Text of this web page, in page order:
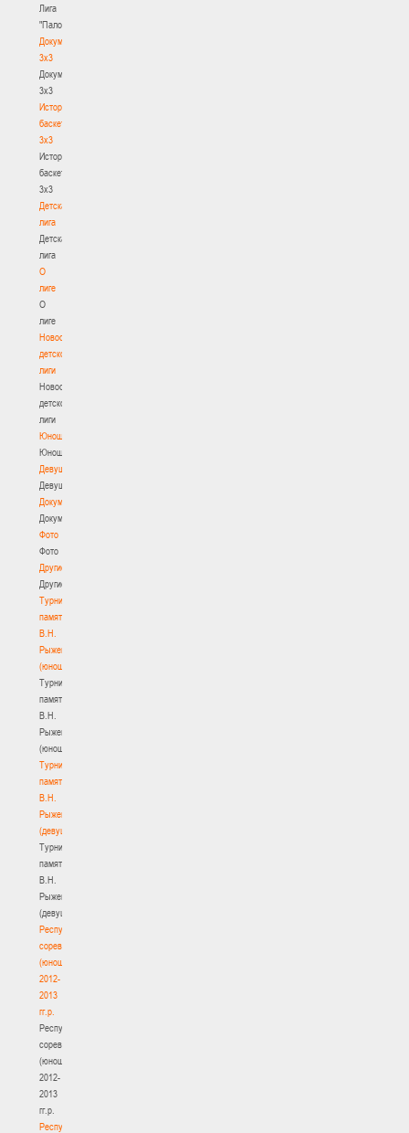
Лига
"Палова"
Документы
3х3
Документы
3х3
История
баскетбола
3х3
История
баскетбола
3х3
Детская
лига
Детская
лига
О
лиге
О
лиге
Новости
детской
лиги
Новости
детской
лиги
Юноши
Юноши
Девушки
Девушки
Документы
Документы
Фото
Фото
Другие
Другие
Турнир
памяти
В.Н.
Рыженкова
(юноши)
Турнир
памяти
В.Н.
Рыженкова
(юноши)
Турнир
памяти
В.Н.
Рыженкова
(девушки)
Турнир
памяти
В.Н.
Рыженкова
(девушки)
Республиканские
соревнования
(юноши)
2012-
2013
гг.р.
Республиканские
соревнования
(юноши)
2012-
2013
гг.р.
Республиканские